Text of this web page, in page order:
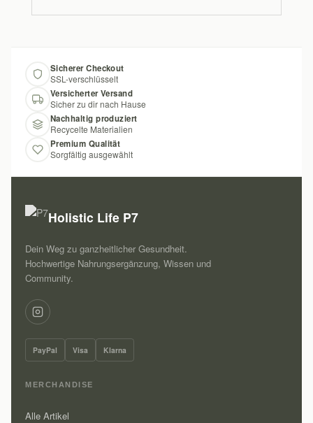
Sicherer Checkout
SSL-verschlüsselt
Versicherter Versand
Sicher zu dir nach Hause
Nachhaltig produziert
Recycelte Materialien
Premium Qualität
Sorgfältig ausgewählt
Holistic Life P7
Dein Weg zu ganzheitlicher Gesundheit.
Hochwertige Nahrungsergänzung, Wissen und
Community.
PayPal Visa Klarna
MERCHANDISE
Alle Artikel